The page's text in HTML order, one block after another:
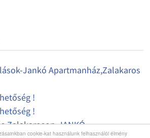
cookie-kat használunk felhasználói élmény
Jankó Apartmanház,Zalakaros
!
!
Zalakaroson-JANKÓ